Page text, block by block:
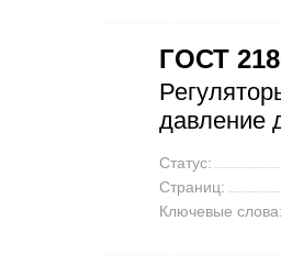
ГОСТ
давление
Статус:
Страниц:
Ключевые слова: